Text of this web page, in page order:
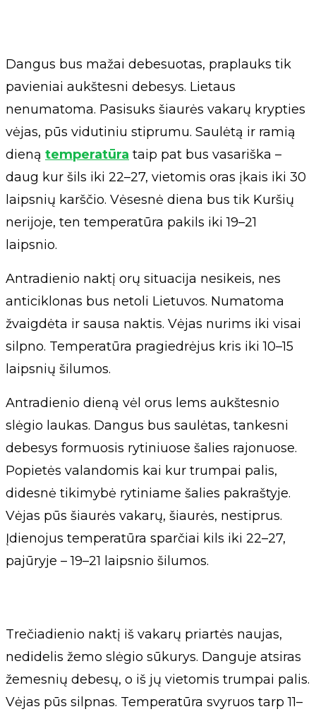
Dangus bus mažai debesuotas, praplauks tik
pavieniai aukštesni debesys. Lietaus
nenumatoma. Pasisuks šiaurės vakarų krypties
vėjas, pūs vidutiniu stiprumu. Saulėtą ir ramią
dieną temperatūra taip pat bus vasariška –
daug kur šils iki 22–27, vietomis oras įkais iki 30
laipsnių karščio. Vėsesnė diena bus tik Kuršių
nerijoje, ten temperatūra pakils iki 19–21
laipsnio.
Antradienio naktį orų situacija nesikeis, nes
anticiklonas bus netoli Lietuvos. Numatoma
žvaigdėta ir sausa naktis. Vėjas nurims iki visai
silpno. Temperatūra pragiedrėjus kris iki 10–15
laipsnių šilumos.
Antradienio dieną vėl orus lems aukštesnio
slėgio laukas. Dangus bus saulėtas, tankesni
debesys formuosis rytiniuose šalies rajonuose.
Popietės valandomis kai kur trumpai palis,
didesnė tikimybė rytiniame šalies pakraštyje.
Vėjas pūs šiaurės vakarų, šiaurės, nestiprus.
Įdienojus temperatūra sparčiai kils iki 22–27,
pajūryje – 19–21 laipsnio šilumos.
Trečiadienio naktį iš vakarų priartės naujas,
nedidelis žemo slėgio sūkurys. Danguje atsiras
žemesnių debesų, o iš jų vietomis trumpai palis.
Vėjas pūs silpnas. Temperatūra svyruos tarp 11–